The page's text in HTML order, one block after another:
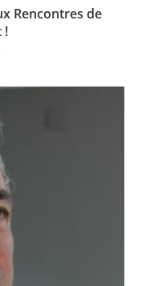
Rencontres de
!